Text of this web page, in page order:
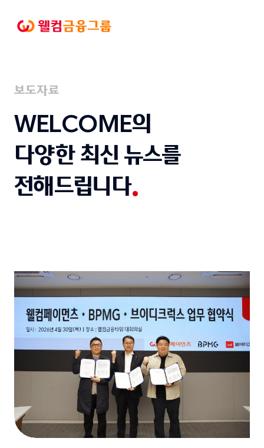
바로가기
보도자료
WELCOME의
다양한 최신 뉴스를
전해드립니다